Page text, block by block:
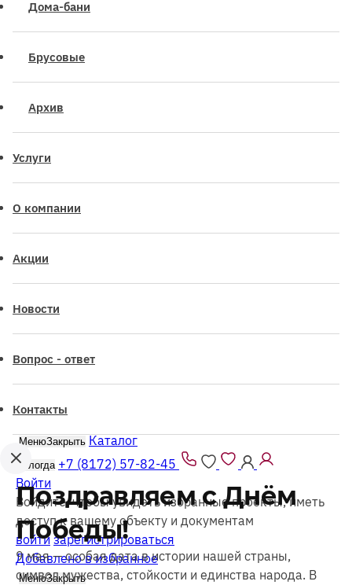
Дома-бани
Брусовые
Архив
Услуги
О компании
Акции
Новости
Вопрос - ответ
Контакты
МенюЗакрыть Каталог
Вологда +7 (8172) 57-82-45
Войти
Войдите, чтобы увидеть избранные проекты, иметь
доступ к вашему объекту и документам
войти зарегистрироваться
Добавлено в избранное
МенюЗакрыть
Поздравляем с Днём
Победы!
9 мая — особая дата в истории нашей страны,
символ мужества, стойкости и единства народа. В